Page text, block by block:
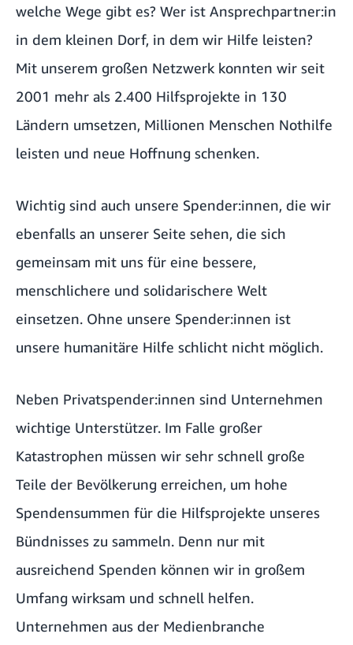
welche Wege gibt es? Wer ist Ansprechpartner:in
in dem kleinen Dorf, in dem wir Hilfe leisten?
Mit unserem großen Netzwerk konnten wir seit
2001 mehr als 2.400 Hilfsprojekte in 130
Ländern umsetzen, Millionen Menschen Nothilfe
leisten und neue Hoffnung schenken.
Wichtig sind auch unsere Spender:innen, die wir
ebenfalls an unserer Seite sehen, die sich
gemeinsam mit uns für eine bessere,
menschlichere und solidarischere Welt
einsetzen. Ohne unsere Spender:innen ist
unsere humanitäre Hilfe schlicht nicht möglich.
Neben Privatspender:innen sind Unternehmen
wichtige Unterstützer. Im Falle großer
Katastrophen müssen wir sehr schnell große
Teile der Bevölkerung erreichen, um hohe
Spendensummen für die Hilfsprojekte unseres
Bündnisses zu sammeln. Denn nur mit
ausreichend Spenden können wir in großem
Umfang wirksam und schnell helfen.
Unternehmen aus der Medienbranche